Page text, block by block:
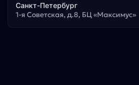
Санкт-Петербург
1-я Советская, д.8, БЦ «Максимус»